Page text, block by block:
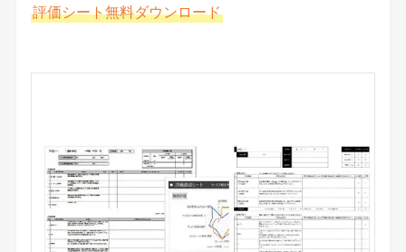
評価シート無料ダウンロード